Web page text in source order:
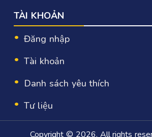
TÀI KHOẢN
Đăng nhập
Tài khoản
Danh sách yêu thích
Tư liệu
Copyright © 2026. All rights